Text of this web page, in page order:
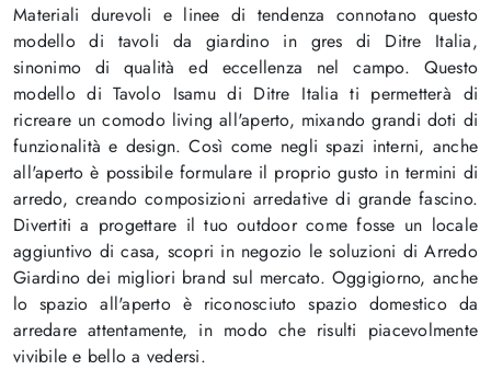
Materiali durevoli e linee di tendenza connotano questo
modello di tavoli da giardino in gres di Ditre Italia,
sinonimo di qualità ed eccellenza nel campo. Questo
modello di Tavolo Isamu di Ditre Italia ti permetterà di
ricreare un comodo living all'aperto, mixando grandi doti di
funzionalità e design. Così come negli spazi interni, anche
all'aperto è possibile formulare il proprio gusto in termini di
arredo, creando composizioni arredative di grande fascino.
Divertiti a progettare il tuo outdoor come fosse un locale
aggiuntivo di casa, scopri in negozio le soluzioni di Arredo
Giardino dei migliori brand sul mercato. Oggigiorno, anche
lo spazio all'aperto è riconosciuto spazio domestico da
arredare attentamente, in modo che risulti piacevolmente
vivibile e bello a vedersi.